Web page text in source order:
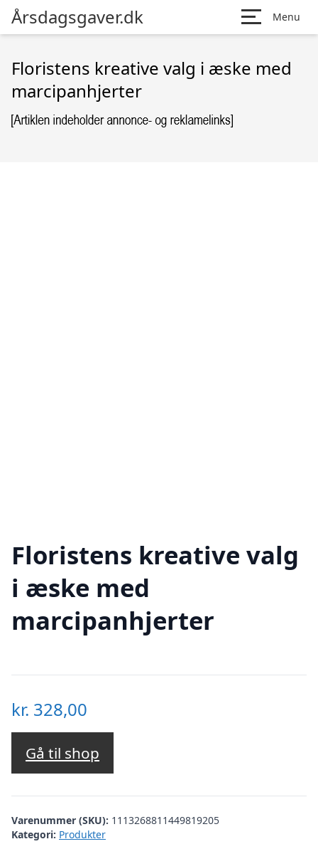
Årsdagsgaver.dk Menu
Floristens kreative valg i æske med
marcipanhjerter
Floristens kreative valg
i æske med
marcipanhjerter
kr. 328,00
Gå til shop
Varenummer (SKU): 1113268811449819205
Kategori: Produkter